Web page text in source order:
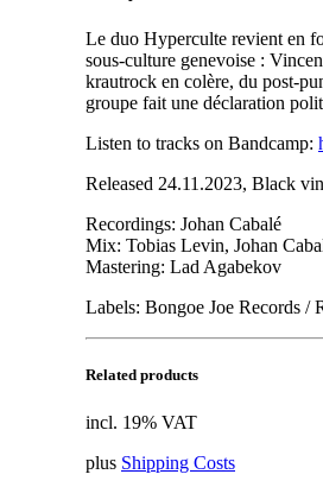
Le duo Hyperculte revient en
sous-culture genevoise :
krautrock en colère, du post-
groupe fait une déclaration
Listen to tracks on Bandcamp:
Released 24.11.2023, Black
Recordings: Johan Cabalé
Mix: Tobias Levin, Johan
Mastering: Lad Agabekov
Labels: Bongoe Joe Records /
Related products
incl. 19% VAT
plus Shipping Costs